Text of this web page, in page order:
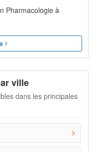
Pharmacologie à
ville
dans les principales